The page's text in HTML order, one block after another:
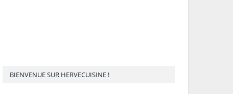
BIENVENUE SUR HERVECUISINE !